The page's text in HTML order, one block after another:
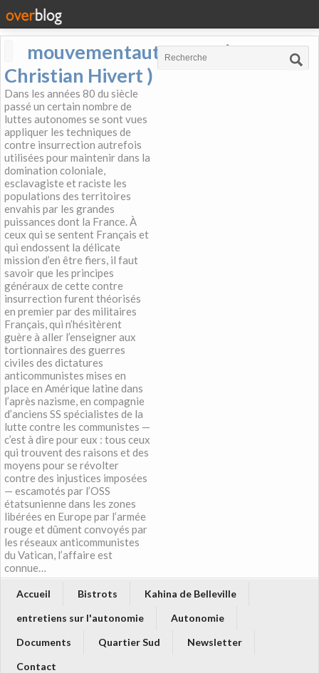
mouvementautonome (
Christian Hivert )
Dans les années 80 du siècle
passé un certain nombre de
luttes autonomes se sont vues
appliquer les techniques de
contre insurrection autrefois
utilisées pour maintenir dans la
domination coloniale,
esclavagiste et raciste les
populations des territoires
envahis par les grandes
puissances dont la France. À
ceux qui se sentent Français et
qui endossent la délicate
mission d’en être fiers, il faut
savoir que les principes
généraux de cette contre
insurrection furent théorisés
en premier par des militaires
Français, qui n’hésitèrent
guère à aller l’enseigner aux
tortionnaires des guerres
civiles des dictatures
anticommunistes mises en
place en Amérique latine dans
l’après nazisme, en compagnie
d’anciens SS spécialistes de la
lutte contre les communistes —
c’est à dire pour eux : tous ceux
qui trouvent des raisons et des
moyens pour se révolter
contre des injustices imposées
— escamotés par l’OSS
étatsunienne dans les zones
libérées en Europe par l’armée
rouge et dûment convoyés par
les réseaux anticommunistes
du Vatican, l’affaire est
connue…
Accueil Bistrots
Kahina de Belleville
entretiens sur l'autonomie
Autonomie
Documents
Quartier Sud
Newsletter
Contact